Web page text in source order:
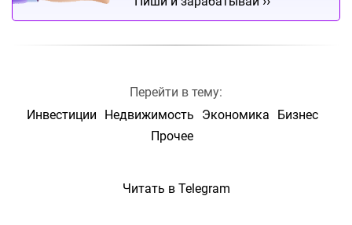
Перейти в тему:
Инвестиции
Недвижимость Экономика
Бизнес
Прочее
Читать в Telegram